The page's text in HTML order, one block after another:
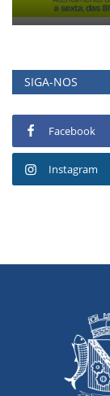
SIGA-NOS
Facebook
Instagram